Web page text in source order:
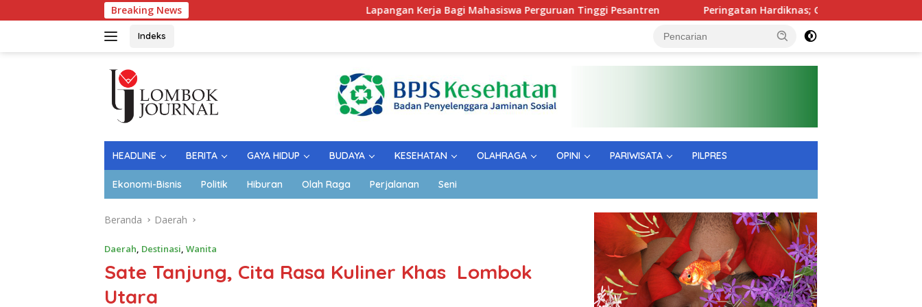
ke
Breaking News Lapangan Kerja Bagi Mahasiswa Perguruan Tinggi Pesantren Peringatan Hardiknas; Gubernur Tekankan Kualitas
Indeks
HEADLINE BERITA GAYA HIDUP BUDAYA KESEHATAN OLAHRAGA OPINI PARIWISATA PILPRES
Ekonomi-Bisnis Politik Hiburan Olah Raga Perjalanan Seni
Beranda Daerah
Daerah, Destinasi, Wanita
Sate Tanjung, Cita Rasa Kuliner Khas Lombok
Utara